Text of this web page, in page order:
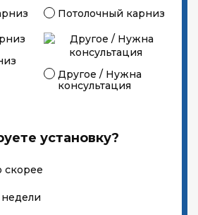
Потолочный карниз
Другое / Нужна
консультация
установку?
скорее